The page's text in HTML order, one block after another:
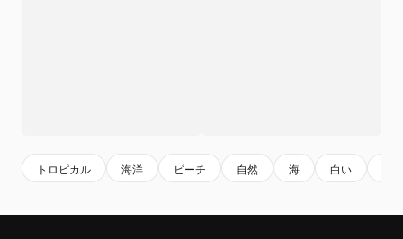
トロピカル 海洋 ビーチ 自然 海 白い